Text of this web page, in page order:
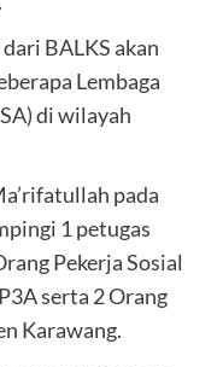
BALKS akan
Lembaga
di wilayah
pada
1 petugas
Pekerja Sosial
serta 2 Orang
Karawang.